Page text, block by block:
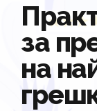
за
на